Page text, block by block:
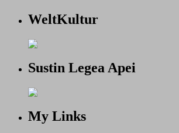
WeltKultur
Sustin Legea Apei
My Links